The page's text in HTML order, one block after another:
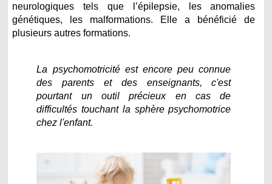
neurologiques tels que l’épilepsie, les anomalies
génétiques, les malformations. Elle a bénéficié de
plusieurs autres formations.
La psychomotricité est encore peu connue
des parents et des enseignants, c'est
pourtant un outil précieux en cas de
difficultés touchant la sphère psychomotrice
chez l'enfant.